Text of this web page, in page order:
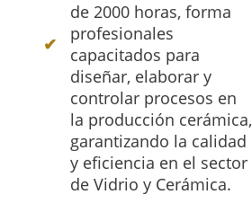
de 2000 horas, forma
profesionales
capacitados para
diseñar, elaborar y
controlar procesos en
la producción cerámica,
garantizando la calidad
y eficiencia en el sector
de Vidrio y Cerámica.